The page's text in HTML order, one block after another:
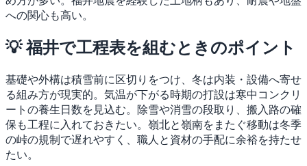
への関心も高い。
💡 福井で工程表を組むときのポイント
基礎や外構は積雪前に区切りをつけ、冬は内装・設備へ寄せ
る組み方が現実的。気温が下がる時期の打設は寒中コンクリ
ートの養生日数を見込む。除雪や消雪の段取り、搬入路の確
保も工程に入れておきたい。嶺北と嶺南をまたぐ移動は冬季
の峠の規制で遅れやすく、職人と資材の手配に余裕を持たせ
たい。